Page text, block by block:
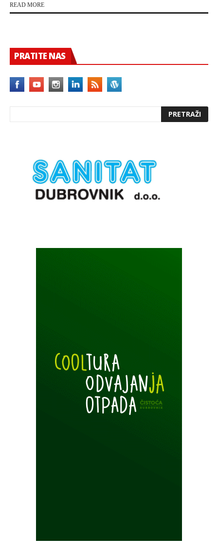
READ MORE
PRATITE NAS